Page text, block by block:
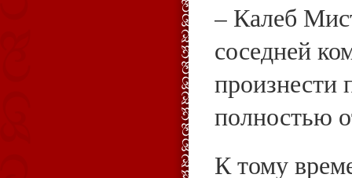
– Калеб
соседней
произнести
полностью
К тому